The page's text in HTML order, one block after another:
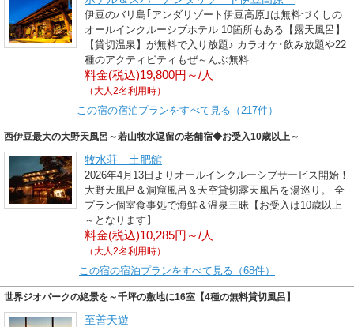
伊豆のバリ島｢アンダリゾート伊豆高原｣は無料づくしの
オールインクルーシブホテル 10箇所もある【露天風呂】
【貸切温泉】が無料で入り放題♪ カラオケ･飲み放題や22
種のアクティビティもぜ～んぶ無料
料金(税込)19,800円～/人
（大人2名利用時）
この宿の宿泊プランをすべて見る（217件）
西伊豆最大の大野天風呂～若山牧水逗留の老舗宿◆お受入10歳以上～
牧水荘 土肥館
2026年4月13日よりオールインクルーシブサービス開始！
大野天風呂＆洞窟風呂＆天空貸切露天風呂を湯巡り。 全
プラン個室食事処で海鮮＆温泉三昧【お受入は10歳以上
～となります】
料金(税込)10,285円～/人
（大人2名利用時）
この宿の宿泊プランをすべて見る（68件）
世界ジオパークの絶景を～千坪の敷地に16室【4種の無料貸切風呂】
至善天遊